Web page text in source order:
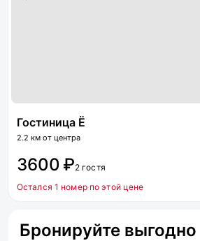
Гостиница Ё
2.2 км от центра
3600 ₽2 гостя
Остался 1 номер по этой цене
Бронируйте выгодно